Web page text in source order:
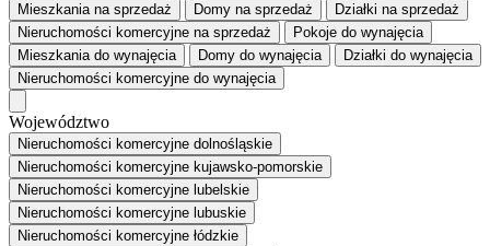
Mieszkaniana sprzedaż Domy na sprzedaż Działki na sprzedaż
Nieruchomości komercyjne na sprzedaż Pokoje do wynajęcia
Mieszkaniado wynajęcia Domy do wynajęcia Działki do wynajęcia
Nieruchomości komercyjne do wynajęcia
Województwo
Nieruchomości komercyjne dolnośląskie
Nieruchomości komercyjne kujawsko-pomorskie
Nieruchomości komercyjne lubelskie
Nieruchomości komercyjne lubuskie
Nieruchomości komercyjne łódzkie